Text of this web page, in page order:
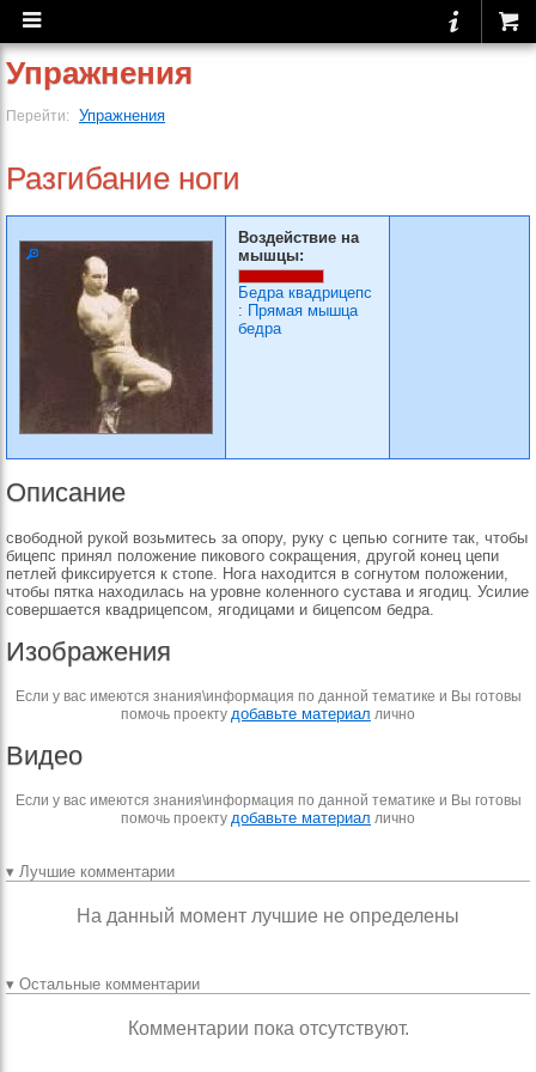
Упражнения
Перейти: Упражнения
Разгибание ноги
Воздействие на
мышцы:
Бедра квадрицепс
: Прямая мышца
бедра
Описание
свобод­ной рукой возьмитесь за опору, руку с цепью согни­те так, чтобы
бицепс при­нял положение пикового со­кращения, другой конец це­пи
петлей фиксируется к стопе. Нога находится в согнутом положении,
чтобы пятка находилась на уров­не коленного сустава и яго­диц. Усилие
совершается квадрицепсом, ягодицами и бицепсом бедра.
Изображения
Если у вас имеются знания\информация по данной тематике и Вы готовы
помочь проекту добавьте материал лично
Видео
Если у вас имеются знания\информация по данной тематике и Вы готовы
помочь проекту добавьте материал лично
▾ Лучшие комментарии
На данный момент лучшие не определены
▾ Остальные комментарии
Комментарии пока отсутствуют.